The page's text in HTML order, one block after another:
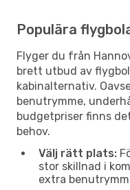
Populära
Flyger du från
brett utbud av
kabinalternativ.
benutrymme,
budgetpriser finns
behov.
Välj rätt plats:
stor skillnad i
extra